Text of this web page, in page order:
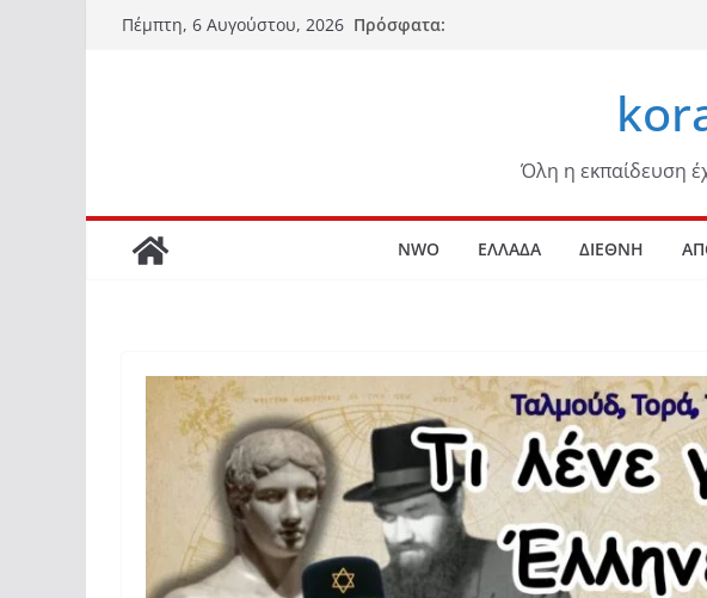
Μετάβαση
Πέμπτη, 6 Αυγούστου, 2026 Πρόσφατα:
Όλη η εκπαίδευση
NWO ΕΛΛΑΔΑ ΔΙΕΘΝΗ